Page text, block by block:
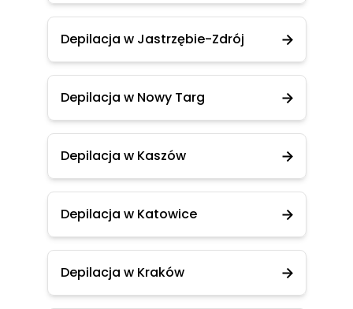
Depilacja w Jastrzębie-Zdrój
Depilacja w Nowy Targ
Depilacja w Kaszów
Depilacja w Katowice
Depilacja w Kraków